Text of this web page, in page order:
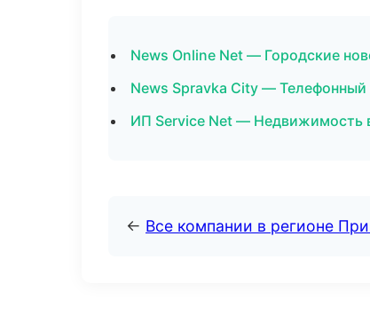
News Online Net — Городские
News Spravka City —
ИП Service Net — Недвижимость
← Все компании в регионе